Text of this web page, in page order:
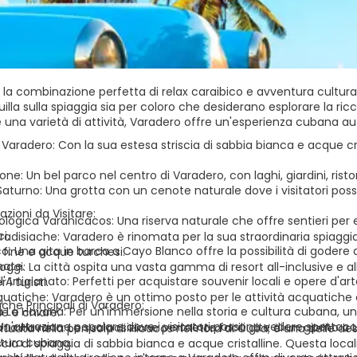
nella penisola di Hicacos nel nord di Cuba, è una delle
di spiaggia di sabbia bianca e acque cristalline. Questa
Principali di Varadero:
Varadero è rinomata per la sua straordinaria
e acque turchesi.
La città ospita una vasta gamma di resort all-inclusive e
i turisti.
Varadero è un ottimo posto per le attività acquatiche
e chiare.
La Havana:La sua posizione permette facili gite di un giorno a
cubana.
da Visitare:
Con la sua estesa striscia di sabbia bianca e acque
Un bel parco nel centro di Varadero, con laghi, giardini,
Una grotta con un cenote naturale dove i visitatori
Varahicacos: Una riserva naturale che offre sentieri per
Una gita in barca a Cayo Blanco offre la possibilità di
Perfetti per acquistare souvenir locali e opere
La Havana:Per un'immersione nella storia e cultura cubana,
popolare dove i visitatori possono vedere
la combinazione perfetta di relax caraibico e avventura
sulla spiaggia sia per coloro che desiderano esplorare la
una varietà di attività, Varadero offre un'esperienza cubana